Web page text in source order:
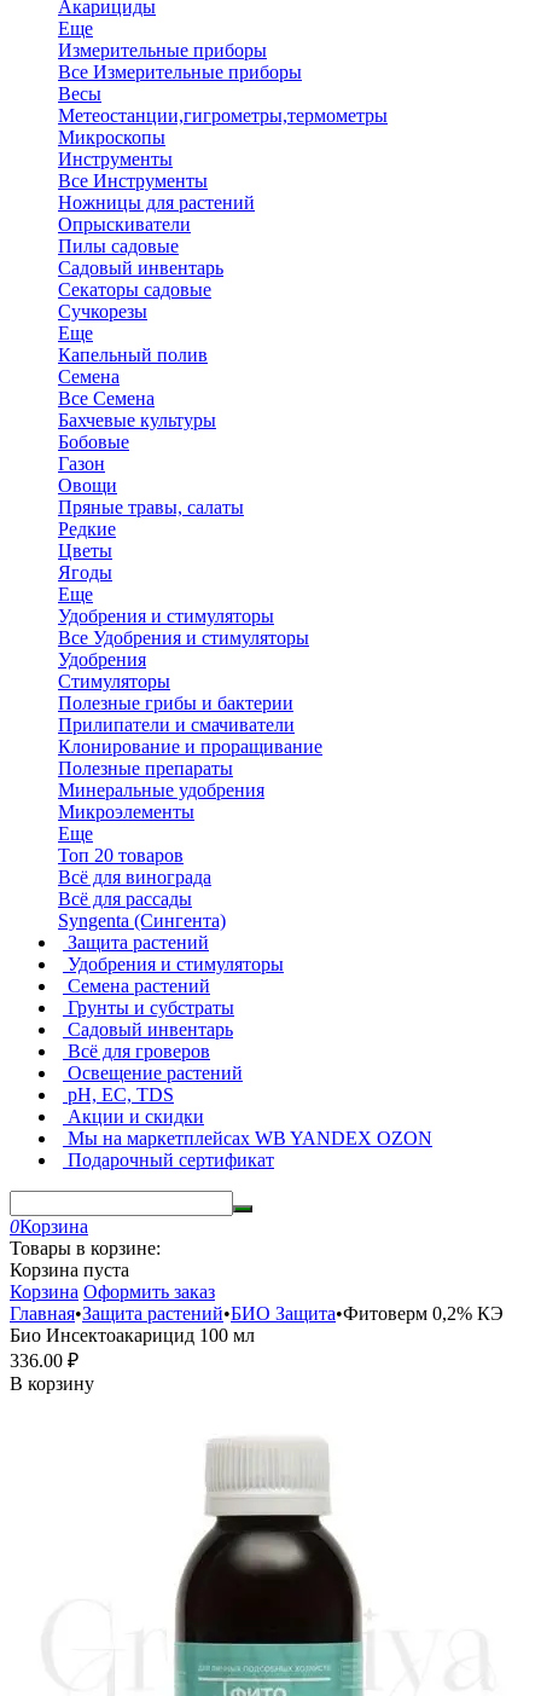
Акарициды
Еще
Измерительные приборы
Все Измерительные приборы
Весы
Метеостанции,гигрометры,термометры
Микроскопы
Инструменты
Все Инструменты
Ножницы для растений
Опрыскиватели
Пилы садовые
Садовый инвентарь
Секаторы садовые
Сучкорезы
Еще
Капельный полив
Семена
Все Семена
Бахчевые культуры
Бобовые
Газон
Овощи
Пряные травы, салаты
Редкие
Цветы
Ягоды
Еще
Удобрения и стимуляторы
Все Удобрения и стимуляторы
Удобрения
Стимуляторы
Полезные грибы и бактерии
Прилипатели и смачиватели
Клонирование и проращивание
Полезные препараты
Минеральные удобрения
Микроэлементы
Еще
Топ 20 товаров
Всё для винограда
Всё для рассады
Syngenta (Сингента)
Защита растений
Удобрения и стимуляторы
Семена растений
Грунты и субстраты
Садовый инвентарь
Всё для гроверов
Освещение растений
pH, EC, TDS
Акции и скидки
Мы на маркетплейсах WB YANDEX OZON
Подарочный сертификат
0Корзина
Товары в корзине:
Корзина пуста
Корзина Оформить заказ
Главная•Защита растений•БИО Защита•Фитоверм 0,2% КЭ
Био Инсектоакарицид 100 мл
336.00 ₽
В корзину